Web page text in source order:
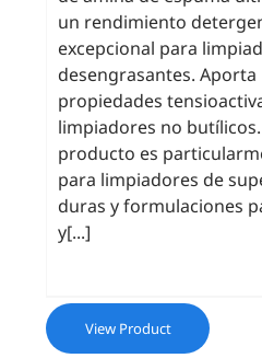
un rendimiento
excepcional para
desengrasantes. Aporta
propiedades
limpiadores no
producto es
para limpiadores de
duras y formulaciones
y[...]
View Product